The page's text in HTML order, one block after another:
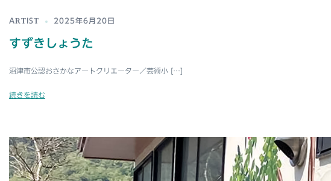
ARTIST 2025年6月20日
すずきしょうた
沼津市公認おさかなアートクリエーター／芸術小 […]
続きを読む